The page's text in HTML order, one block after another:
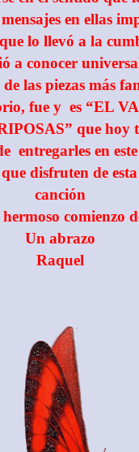
en ellas
lo llevó a la
a conocer
las piezas más
fue y es “EL
que hoy
entregarles en
disfruten de
canción
hermoso comienzo
Un abrazo
Raquel